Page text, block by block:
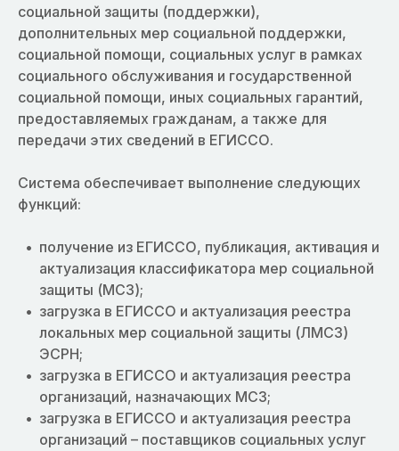
социальной защиты (поддержки),
дополнительных мер социальной поддержки,
социальной помощи, социальных услуг в рамках
социального обслуживания и государственной
социальной помощи, иных социальных гарантий,
предоставляемых гражданам, а также для
передачи этих сведений в ЕГИССО.
Система обеспечивает выполнение следующих
функций:
получение из ЕГИССО, публикация, активация и
актуализация классификатора мер социальной
защиты (МСЗ);
загрузка в ЕГИССО и актуализация реестра
локальных мер социальной защиты (ЛМСЗ)
ЭСРН;
загрузка в ЕГИССО и актуализация реестра
организаций, назначающих МСЗ;
загрузка в ЕГИССО и актуализация реестра
организаций – поставщиков социальных услуг